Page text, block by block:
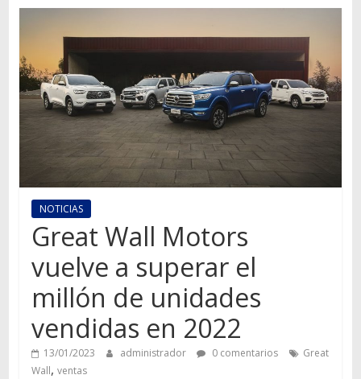
camiones,
motos,
información
del
mundo
transporte
NOTICIAS
Great Wall Motors
vuelve a superar el
millón de unidades
vendidas en 2022
13/01/2023 administrador 0 comentarios
Great
Wall, ventas